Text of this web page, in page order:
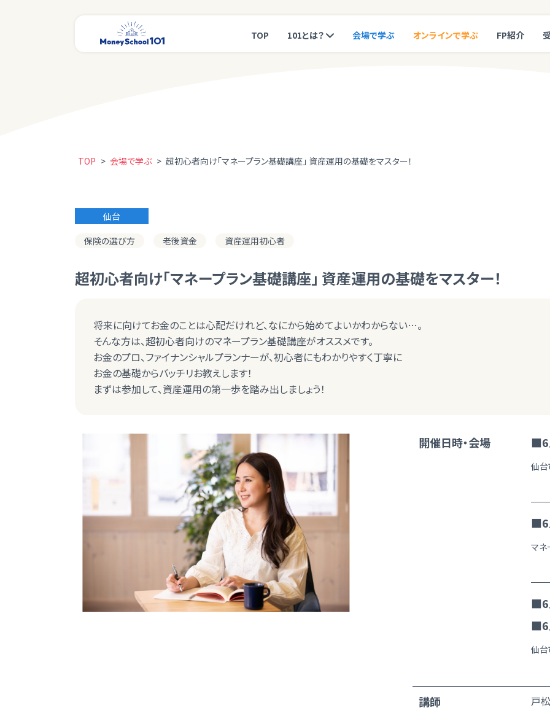
TOP 101とは？ 会場で学ぶ オンラインで学ぶ FP紹介
TOP > 会場で学ぶ > 超初心者向け「マネープラン基礎講座」 資産運用の基礎をマスター！
仙台
保険の選び方
老後資金 資産運用初心者
超初心者向け「マネープラン基礎講座」 資産運用の基礎をマスター！
将来に向けてお金のことは心配だけれど、なにから始めてよいかわからない…。
そんな方は、超初心者向けのマネープラン基礎講座がオススメです。
お金のプロ、ファイナンシャルプランナーが、初心者にもわかりやすく丁寧に
お金の基礎からバッチリお教えします！
まずは参加して、資産運用の第一歩を踏み出しましょう！
開催日時・会場 ■6
仙台
■6
マネ
■6
■6
仙台
講師 戸